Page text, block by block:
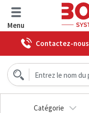
Menu
Contactez-nous
Catégorie